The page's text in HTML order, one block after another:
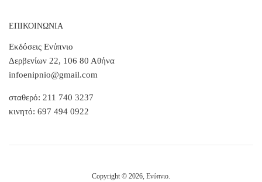
ΕΠΙΚΟΙΝΩΝΙΑ
Εκδόσεις Ενύπνιο
Δερβενίων 22, 106 80 Αθήνα
infoenipnio@gmail.com
σταθερό: 211 740 3237
κινητό: 697 494 0922
Copyright © 2026, Ενύπνιο.